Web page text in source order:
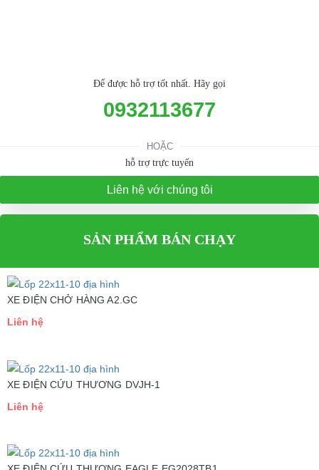
Để được hỗ trợ tốt nhất. Hãy gọi
0932113677
HOẶC
hỗ trợ trực tuyến
Liên hệ với chúng tôi
SẢN PHẨM BÁN CHẠY
XE ĐIỆN CHỞ HÀNG A2.GC
Liên hệ
XE ĐIỆN CỨU THƯƠNG DVJH-1
Liên hệ